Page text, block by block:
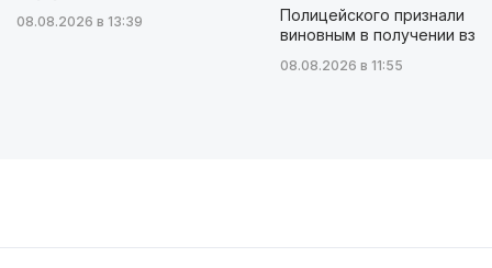
08.08.2026 в 13:39
Полицейского признали
виновным в получении
08.08.2026 в 11:55